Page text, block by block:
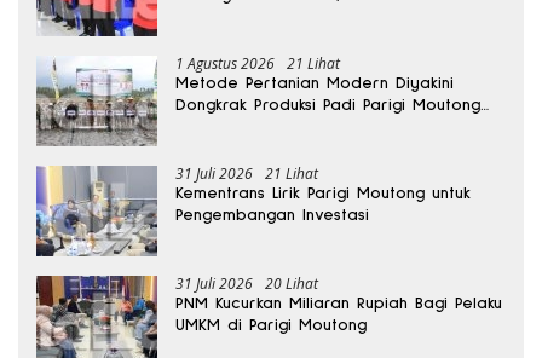
1 Agustus 2026 21 Lihat
Metode Pertanian Modern Diyakini
Dongkrak Produksi Padi Parigi Moutong
31 Juli 2026 21 Lihat
Kementrans Lirik Parigi Moutong untuk
Pengembangan Investasi
31 Juli 2026 20 Lihat
PNM Kucurkan Miliaran Rupiah Bagi Pelaku
UMKM di Parigi Moutong